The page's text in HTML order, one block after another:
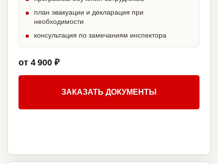
план эвакуации и декларация при
необходимости
консультация по замечаниям инспектора
от 4 900 ₽
ЗАКАЗАТЬ ДОКУМЕНТЫ